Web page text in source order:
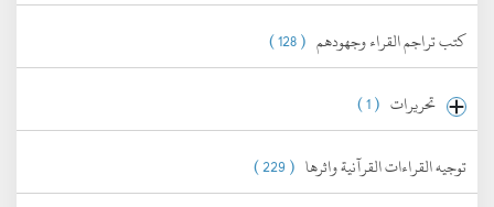
كتب تراجم القراء وجهودهم ( 128 )
تحريرات ( 1 )
توجيه القراءات القرآنية واثرها ( 229 )